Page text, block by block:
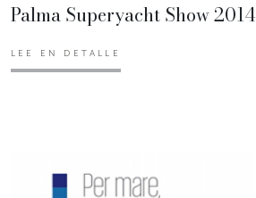
Palma Superyacht Show 2014
LEE EN DETALLE